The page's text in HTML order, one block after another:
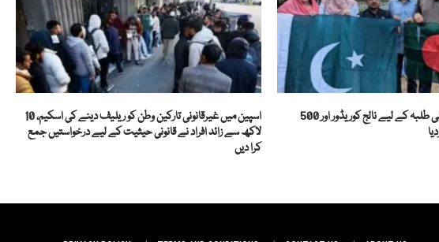
پاکستان نے بنگلا دیشی طلبہ کے لیے نالج کوریڈور اور 500
اسپین میں غیرقانونی تارکین وطن کو ریلیف دینے کی اسکیم، 10
لاکھ سے زائد افراد نے قانونی حیثیت کے لیے درخواستیں جمع
کرا دیں